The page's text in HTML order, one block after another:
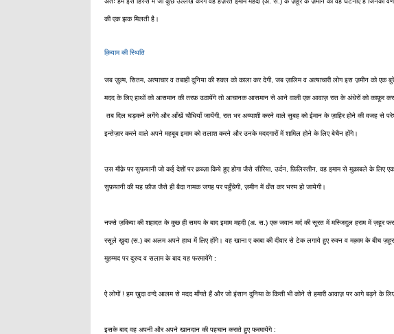
की एक झक मिलती है।
क़ियाम की स्थिति
जब ज़ुल्म, सितम, अत्याचार व तबाही दुनिया की शक्ल को काला कर देगी, जब ज़ालिम व अत्याचारी लोग इस ज़मीन को एक
मदद के लिए हाथों को आसमान की तरफ़ उठायेंगे तो आचानक आसमान से आने वाली एक आवाज़ रात के अंधेरों को काफ़ूर
तब दिल घड़कने लगेंगे और आँखें चौधियाँ जायेंगी, रात भर अय्याशी करने वाले सुबह को ईमान के ज़ाहिर होने की वजह से
इन्तेज़ार करने वाले अपने महबूब इमाम को तलाश करने और उनके मददगारों में शामिल होने के लिए बेचैन होंगे।
उस मौक़े पर सुफ़यानी जो कई देशों पर क़ब्ज़ा किये हुए होगा जैसे सीरिया, उर्दन, फ़िलिस्तीन, वह इमाम से मुक़ाबले के
सुफ़यानी की यह फ़ौज जैसे ही बैदा नामक जगह पर पहुँचेगी, ज़मीन में धँस कर भस्म हो जायेगी।
नफ्से ज़किया की शहादत के कुछ ही समय के बाद इमाम महदी (अ. स.) एक जवान मर्द की सूरत में मस्जिदुल हराम में ज़हूर
रसूले ख़ुदा (स.) का अलम अपने हाथ में लिए होंगे। वह खाना ए काबा की दीवार से टेक लगाये हुए रुक्न व मक़ाम के बीच
मुहम्मद पर दुरुद व सलाम के बाद यह फरमायेंगे :
ऐ लोगों ! हम ख़ुदा वन्दे आलम से मदद माँगते हैं और जो इंसान दुनिया के किसी भी कोने से हमारी आवाज़ पर आगे बढ़ने के
इसके बाद वह अपनी और अपने खानदान की पहचान कराते हुए फरमायेंगे :